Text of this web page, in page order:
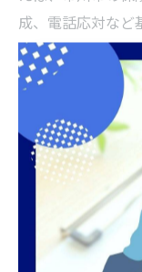
成、電話応対など
ながら、段階的に
ます。
次に、定期的な
を図ることもキャ
り、単なる事務
ートなど、より
可能になります
タント職への道